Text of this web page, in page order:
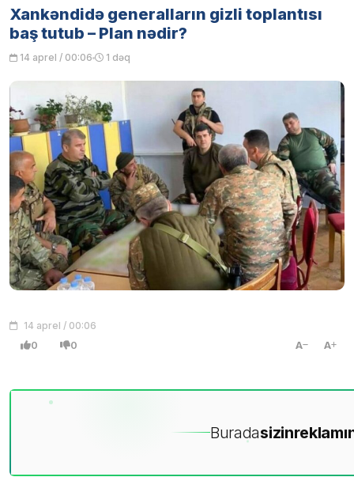
Xankəndidə generalların gizli toplantısı
baş tutub – Plan nədir?
14 aprel / 00:06 1 dəq
14 aprel / 00:06
0 0 A A
Buradasizin